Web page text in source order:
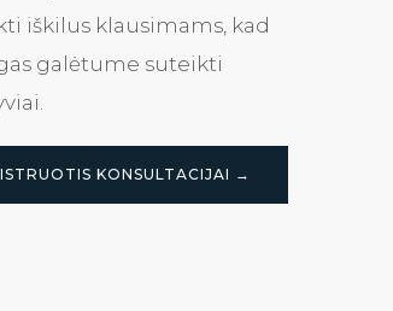
iškilus klausimams, kad
galėtume suteikti
KONSULTACIJAI →